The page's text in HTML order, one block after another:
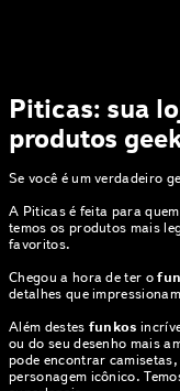
Piticas: sua
produtos
Se você é um verdadeiro
A Piticas é feita para
temos os produtos mais
favoritos.
Chegou a hora de ter o
detalhes que
Além destes funkos
ou do seu desenho mais
pode encontrar
personagem icônico.